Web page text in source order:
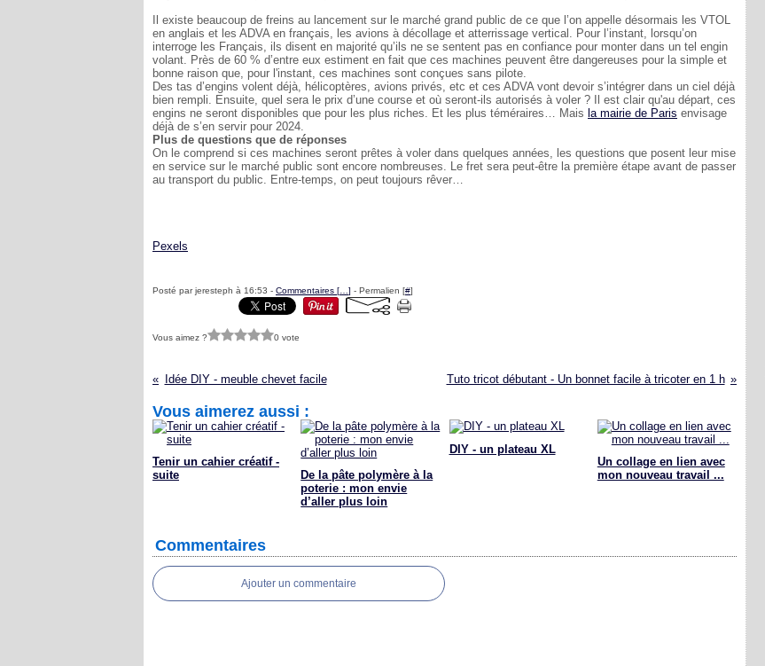
Il existe beaucoup de freins au lancement sur le marché grand public de ce que l’on appelle désormais les VTOL
en anglais et les ADVA en français, les avions à décollage et atterrissage vertical. Pour l’instant, lorsqu’on
interroge les Français, ils disent en majorité qu’ils ne se sentent pas en confiance pour monter dans un tel engin
volant. Près de 60 % d’entre eux estiment en fait que ces machines peuvent être dangereuses pour la simple et
bonne raison que, pour l'instant, ces machines sont conçues sans pilote.
Des tas d’engins volent déjà, hélicoptères, avions privés, etc et ces ADVA vont devoir s’intégrer dans un ciel déjà
bien rempli. Ensuite, quel sera le prix d’une course et où seront-ils autorisés à voler ? Il est clair qu'au départ, ces
engins ne seront disponibles que pour les plus riches. Et les plus téméraires… Mais la mairie de Paris envisage
déjà de s’en servir pour 2024.
Plus de questions que de réponses
On le comprend si ces machines seront prêtes à voler dans quelques années, les questions que posent leur mise
en service sur le marché public sont encore nombreuses. Le fret sera peut-être la première étape avant de passer
au transport du public. Entre-temps, on peut toujours rêver…
Pexels
Posté par jeresteph à 16:53 - Commentaires [ ] - Permalien [#]
Vous aimez ? 0 vote
Idée DIY - meuble chevet facile Tuto tricot débutant - Un bonnet facile à tricoter en 1 h
Vous aimerez aussi :
Tenir un cahier créatif -
suite
De la pâte polymère à la
poterie : mon envie
d’aller plus loin
DIY - un plateau XL
Un collage en lien avec
mon nouveau travail ...
Commentaires
Ajouter un commentaire